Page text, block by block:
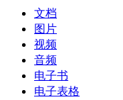
文档
图片
视频
音频
电子书
电子表格